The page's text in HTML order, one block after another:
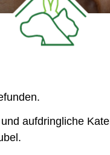
aufdringliche